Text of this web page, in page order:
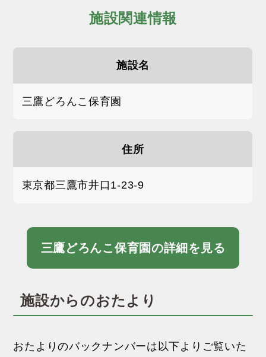
施設関連情報
施設名
三鷹どろんこ保育園
住所
東京都三鷹市井口1-23-9
三鷹どろんこ保育園の詳細を見る
施設からのおたより
おたよりのバックナンバーは以下よりご覧いた